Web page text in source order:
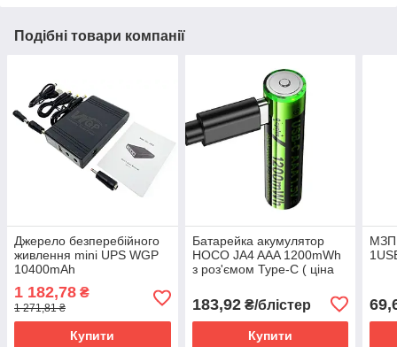
Подібні товари компанії
Джерело безперебійного
живлення mini UPS WGP
10400mAh
1 182,78 ₴
1 271,81 ₴
Купити
Батарейка акумулятор
HOCO JA4 AAA 1200mWh
з роз'ємом Type-C ( ціна
183,92₴/блістер
Купити
МЗП